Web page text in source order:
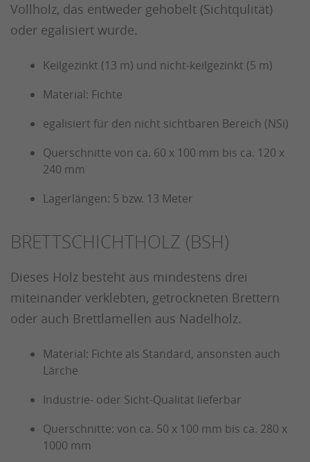
Vollholz, das entweder gehobelt (Sichtqulität)
oder egalisiert wurde.
Keilgezinkt (13 m) und nicht-keilgezinkt (5 m)
Material: Fichte
egalisiert für den nicht sichtbaren Bereich (NSi)
Querschnitte von ca. 60 x 100 mm bis ca. 120 x
240 mm
Lagerlängen: 5 bzw. 13 Meter
BRETTSCHICHTHOLZ (BSH)
Dieses Holz besteht aus mindestens drei
miteinander verklebten, getrockneten Brettern
oder auch Brettlamellen aus Nadelholz.
Material: Fichte als Standard, ansonsten auch
Lärche
Industrie- oder Sicht-Qualität lieferbar
Querschnitte: von ca. 50 x 100 mm bis ca. 280 x
1000 mm